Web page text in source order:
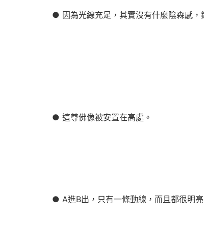
● 因為光線充足，其實沒有什麼陰森感，
● 這尊佛像被安置在高處。
● A進B出，只有一條動線，而且都很明